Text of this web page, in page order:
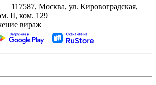
117587, Москва, ул. Кировоградская,
II, ком. 129
вираж